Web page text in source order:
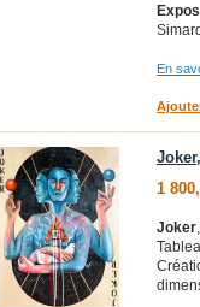
En
1
Joker